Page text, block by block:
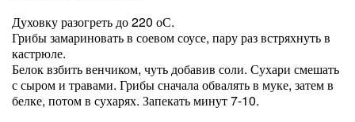
Духовку разогреть до 220 оС.
Грибы замариновать в соевом соусе, пару раз встряхнуть в
кастрюле.
Белок взбить венчиком, чуть добавив соли. Сухари смешать
с сыром и травами. Грибы сначала обвалять в муке, затем в
белке, потом в сухарях. Запекать минут 7-10.